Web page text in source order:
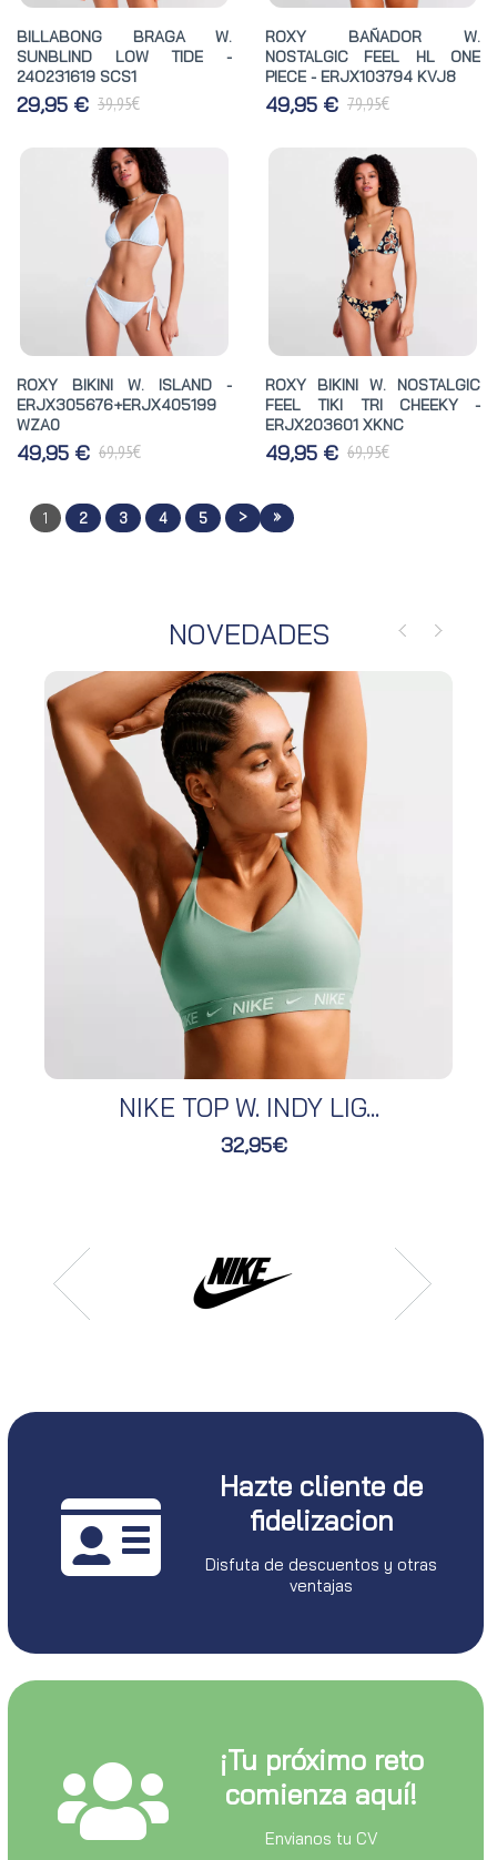
BILLABONG BRAGA W.
SUNBLIND LOW TIDE -
24O231619 SCS1
29,95 € 39,95€
ROXY BAÑADOR W.
NOSTALGIC FEEL HL ONE
PIECE - ERJX103794 KVJ8
49,95 € 79,95€
ROXY BIKINI W. ISLAND -
ERJX305676+ERJX405199
WZA0
49,95 € 69,95€
ROXY BIKINI W. NOSTALGIC
FEEL TIKI TRI CHEEKY -
ERJX203601 XKNC
49,95 € 69,95€
1 2 3 4 5 > »
NOVEDADES
NIKE TOP W. INDY LIG...
32,95€
Hazte cliente de
fidelizacion
Disfuta de descuentos y otras
ventajas
¡Tu próximo reto
comienza aquí!
Envianos tu CV